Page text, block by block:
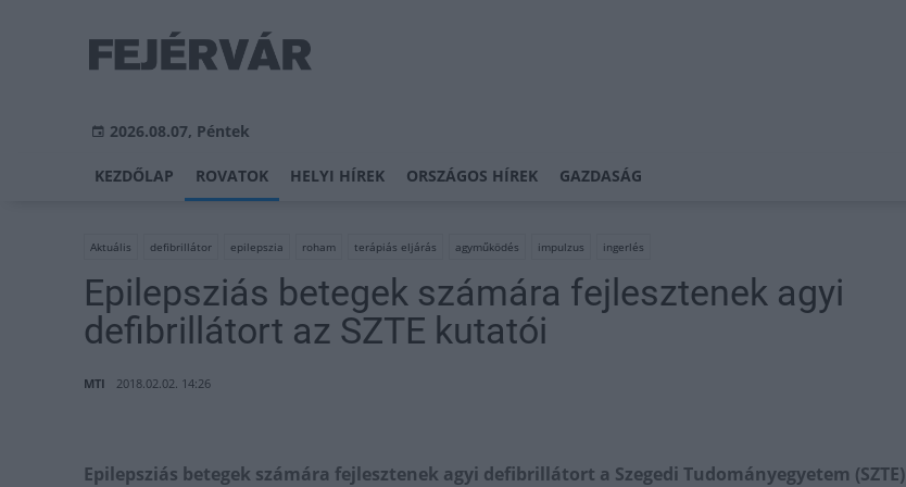
2026.08.07, Péntek
KEZDŐLAP ROVATOK HELYI HÍREK ORSZÁGOS HÍREK GAZDASÁG
Aktuális defibrillátor epilepszia roham terápiás eljárás agyműködés impulzus ingerlés
Epilepsziás betegek számára fejlesztenek agyi
defibrillátort az SZTE kutatói
MTI 2018.02.02. 14:26
Epilepsziás betegek számára fejlesztenek agyi defibrillátort a Szegedi Tudományegyetem (SZTE)